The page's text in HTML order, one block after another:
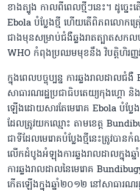
ខាងត្បូង កាលពីពេលថ្មីៗនេះ។ ដូច្នេះត
Ebola បំប្លែងថ្មី ហើយតើពិភពលោកត្រ
ជាងមុនសម្រាប់ជំងឺឆ្លងរាតត្បាតសក
WHO កំពុងប្រឈមមុខនឹង វិបត្តិហិរញ្ញវ
ក្នុងពេលបច្ចុប្បន្ន ការឆ្លងរាលដាលជំងឺ
សាធារណរដ្ឋប្រជាធិបតេយ្យកុងហ្គោ និ
ឡើងដោយសារតែមេរោគ Ebola បំប្លែ
ដែលត្រូវយកឈ្មោះ តាមខេត្ត
ជាទីដែលមេរោគបំប្លែងថ្មីនេះត្រូវបា
លើកដំបូងអំឡុងការឆ្លងរាលដាលក្នុង
ការឆ្លងរាលដាលនៃមេរោគ
កើតឡើងក្នុងឆ្នាំ២០១២ នៅសាធារណរដ្